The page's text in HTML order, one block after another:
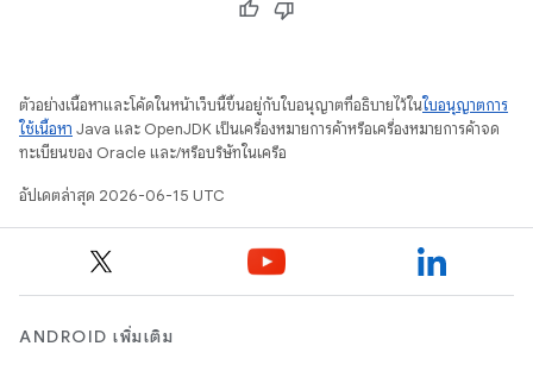
ตัวอย่างเนื้อหาและโค้ดในหน้าเว็บนี้ขึ้นอยู่กับใบอนุญาตที่อธิบายไว้ในใบอนุญาตการ
ใช้เนื้อหา Java และ OpenJDK เป็นเครื่องหมายการค้าหรือเครื่องหมายการค้าจด
ทะเบียนของ Oracle และ/หรือบริษัทในเครือ
อัปเดตล่าสุด 2026-06-15 UTC
ANDROID เพิ่มเติม